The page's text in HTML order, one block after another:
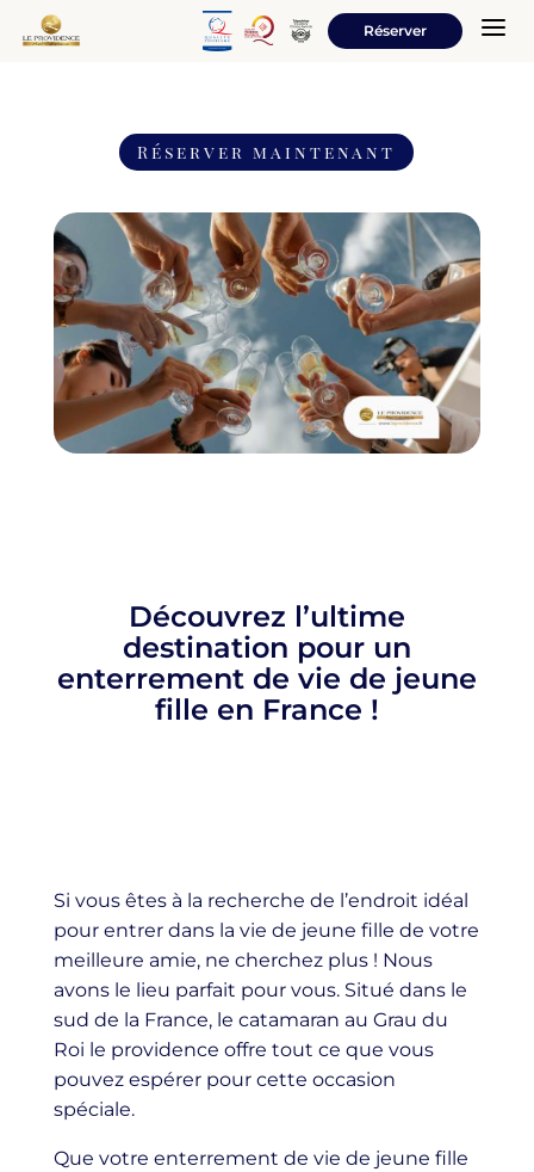
Réserver a
Réserver maintenant
Découvrez l’ultime
destination pour un
enterrement de vie de jeune
fille en France !
Si vous êtes à la recherche de l’endroit idéal
pour entrer dans la vie de jeune fille de votre
meilleure amie, ne cherchez plus ! Nous
avons le lieu parfait pour vous. Situé dans le
sud de la France, le catamaran au Grau du
Roi le providence offre tout ce que vous
pouvez espérer pour cette occasion
spéciale.
Que votre enterrement de vie de jeune fille